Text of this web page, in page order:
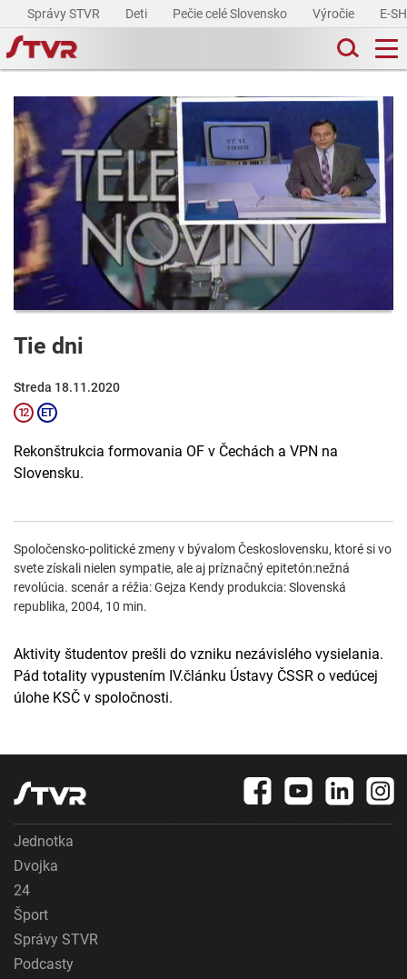
Správy STVR Deti Pečie celé Slovensko Výročie E-
Tie dni
Streda 18.11.2020
Rekonštrukcia formovania OF v Čechách a VPN na
Slovensku.
Spoločensko-politické zmeny v bývalom Československu, ktoré si vo
svete získali nielen sympatie, ale aj príznačný epitetón:nežná
revolúcia. scenár a réžia: Gejza Kendy produkcia: Slovenská
republika, 2004, 10 min.
Aktivity študentov prešli do vzniku nezávislého vysielania.
Pád totality vypustením IV.článku Ústavy ČSSR o vedúcej
úlohe KSČ v spoločnosti.
Jednotka
Dvojka
24
Šport
Správy STVR
Podcasty